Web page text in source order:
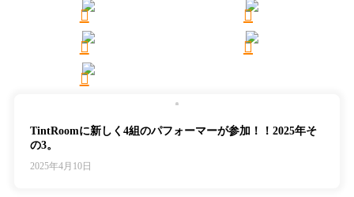
TintRoomに新しく4組のパフォーマーが参加！！2025年そ
の3。
2025年4月10日